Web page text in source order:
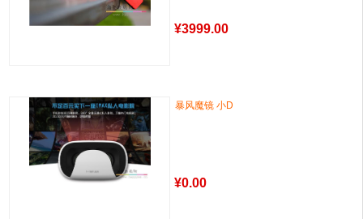
¥3999.00
暴风魔镜 小D
¥0.00